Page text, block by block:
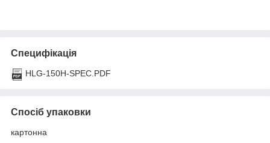
Специфікація
HLG-150H-SPEC.PDF
Спосіб упаковки
картонна